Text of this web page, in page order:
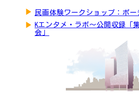
▶ 民画体験ワークショップ：ポ
▶ Kエンタメ・ラボ～公開収録「
会」